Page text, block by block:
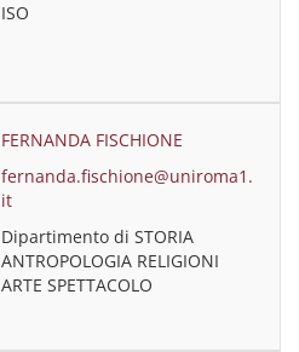
ISO
FERNANDA FISCHIONE
fernanda.fischione@uniroma1.
it
Dipartimento di STORIA
ANTROPOLOGIA RELIGIONI
ARTE SPETTACOLO